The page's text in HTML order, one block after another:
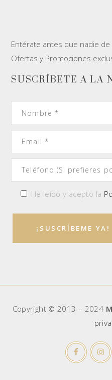
Entérate antes que nadie
Ofertas y Promociones
SUSCRÍBETE A LA
He leído y acepto la
Copyright © 2013 – 2024